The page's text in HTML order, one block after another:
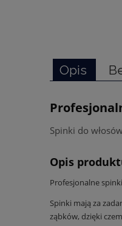
Opis
Spinki do
Opis
Profesjonalne
Spinki mają za
ząbków, dzięki